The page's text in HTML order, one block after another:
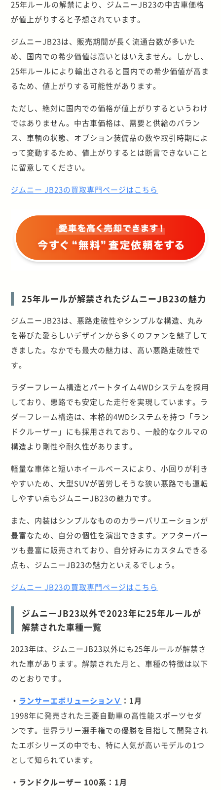
25年ルールの解禁により、ジムニーJB23の中古車価格
が値上がりすると予想されています。
ジムニーJB23は、販売期間が長く流通台数が多いた
め、国内での希少価値は高いとはいえません。しかし、
25年ルールにより輸出されると国内での希少価値が高ま
るため、値上がりする可能性があります。
ただし、絶対に国内での価格が値上がりするというわけ
ではありません。中古車価格は、需要と供給のバラン
ス、車輌の状態、オプション装備品の数や取引時期によ
って変動するため、値上がりするとは断言できないこと
に留意してください。
ジムニー JB23の買取専門ページはこちら
25年ルールが解禁されたジムニーJB23の魅力
ジムニーJB23は、悪路走破性やシンプルな構造、丸み
を帯びた愛らしいデザインから多くのファンを魅了して
きました。なかでも最大の魅力は、高い悪路走破性で
す。
ラダーフレーム構造とパートタイム4WDシステムを採用
しており、悪路でも安定した走行を実現しています。ラ
ダーフレーム構造は、本格的4WDシステムを持つ「ラン
ドクルーザー」にも採用されており、一般的なクルマの
構造より剛性や耐久性があります。
軽量な車体と短いホイールベースにより、小回りが利き
やすいため、大型SUVが苦労しそうな狭い悪路でも運転
しやすい点もジムニーJB23の魅力です。
また、内装はシンプルなもののカラーバリエーションが
豊富なため、自分の個性を演出できます。アフターパー
ツも豊富に販売されており、自分好みにカスタムできる
点も、ジムニーJB23の魅力といえるでしょう。
ジムニー JB23の買取専門ページはこちら
ジムニーJB23以外で2023年に25年ルールが
解禁された車種一覧
2023年は、ジムニーJB23以外にも25年ルールが解禁さ
れた車があります。解禁された月と、車種の特徴は以下
のとおりです。
・ ランサーエボリューションⅤ ：1月
1998年に発売された三菱自動車の高性能スポーツセダ
ンです。世界ラリー選手権での優勝を目指して開発され
たエボシリーズの中でも、特に人気が高いモデルの1つ
として知られています。
・ランドクルーザー 100系：1月